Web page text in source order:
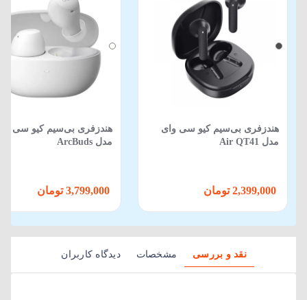
هندزفری بی‌سیم کیو سی وای
مدل Air QT41
هندزفری بی‌سیم کیو سی
مدل ArcBuds
نقد و بررسی مشخصات دیدگاه کاربران